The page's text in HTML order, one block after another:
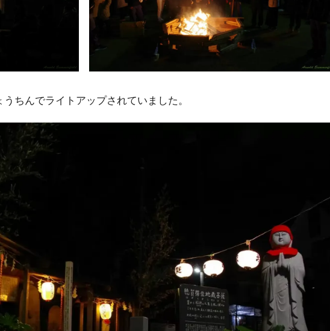
ちんでライトアップされていました。